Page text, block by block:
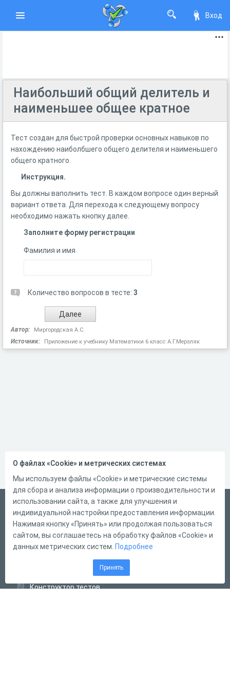
Вход
Наибольший общий делитель и
наименьшее общее кратное
Тест создан для быстрой проверки основных навыков по
нахождению наиболбшего общего делителя и наименьшего
общего кратного.
Инструкция.
Вы должны ваполнить тест. В каждом вопросе один верный
вариант ответа. Для перехода к следующему вопросу
необходимо нажать кнопку далее.
Заполните форму регистрации
Фамилия и имя
Количество вопросов в тесте: 3
Автор: Миргородская А.С.
Источник: Приложение к учебнику Математики 6 класс А.Г.Мерзляк
Русский
Справка
Форма обратной связи
Конструктор тестов
О файлах «Cookie» и метрических системах
Мы используем файлы «Cookie» и метрические системы
для сбора и анализа информации о производительности и
использовании сайта, а также для улучшения и
индивидуальной настройки предоставления информации.
Нажимая кнопку «Принять» или продолжая пользоваться
сайтом, вы соглашаетесь на обработку файлов «Cookie» и
данных метрических систем. Подробнее
Принять